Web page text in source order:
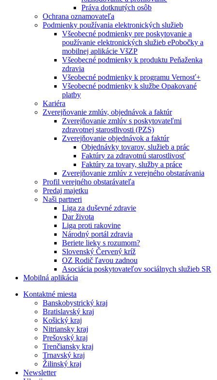
Práva dotknutých osôb
Ochrana oznamovateľa
Podmienky používania elektronických služieb
Všeobecné podmienky pre poskytovanie a
používanie elektronických služieb ePobočky a
mobilnej aplikácie VšZP
Všeobecné podmienky k produktu Peňaženka
zdravia
Všeobecné podmienky k programu Vernosť+
Všeobecné podmienky k službe Opakované
platby
Kariéra
Zverejňovanie zmlúv, objednávok a faktúr
Zverejňovanie zmlúv s poskytovateľmi
zdravotnej starostlivosti (PZS)
Zverejňovanie objednávok a faktúr
Objednávky tovarov, služieb a prác
Faktúry za zdravotnú starostlivosť
Faktúry za tovary, služby a práce
Zverejňovanie zmlúv z verejného obstarávania
Profil verejného obstarávateľa
Predaj majetku
Naši partneri
Liga za duševné zdravie
Dar života
Liga proti rakovine
Národný portál zdravia
Beriete lieky s rozumom?
Slovenský Červený kríž
OZ Rodič ľavou zadnou
Asociácia poskytovateľov sociálnych služieb SR
Mobilná aplikácia
Kontaktné miesta
Banskobystrický kraj
Bratislavský kraj
Košický kraj
Nitriansky kraj
Prešovský kraj
Trenčiansky kraj
Trnavský kraj
Žilinský kraj
Newsletter